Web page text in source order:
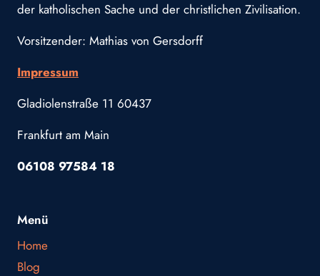
der katholischen Sache und der christlichen Zivilisation.
Vorsitzender: Mathias von Gersdorff
Impressum
Gladiolenstraße 11 60437
Frankfurt am Main
06108 97584 18
Menü
Home
Blog